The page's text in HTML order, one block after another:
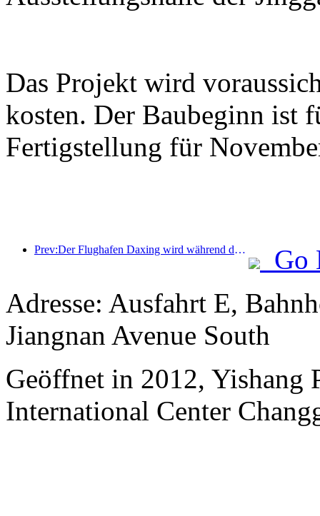
Das Projekt wird
kosten. Der Baubeginn ist
Fertigstellung für
Prev:Der Flughafen Daxing wird während der Feiertage zum „Nationalfeiertag“ im Jahr 2025 über 1,3 Millionen Passagiere befördern
Go
Adresse: Ausfahrt E,
Jiangnan Avenue South
Geöffnet in 2012, Yishang
International Center